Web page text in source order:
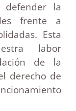
la
frente a
Esta
labor
de la
derecho de